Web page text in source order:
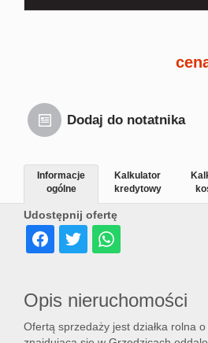
Dodaj do notatnika
Udostępnij ofertę
Informacje
ogólne
Kalkulator
kredytowy
Opis nieruchomości
Ofertą sprzedaży jest działka rolna